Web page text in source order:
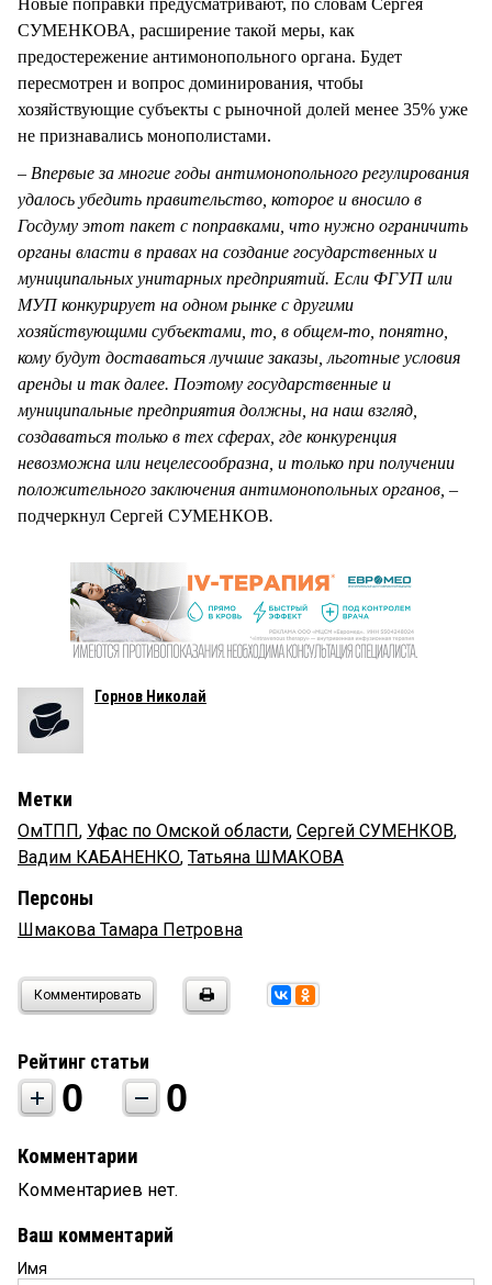
СУМЕНКОВА, расширение такой меры, как
предостережение антимонопольного органа. Будет
пересмотрен и вопрос доминирования, чтобы
хозяйствующие субъекты с рыночной долей менее 35% уже
не признавались монополистами.
– Впервые за многие годы антимонопольного регулирования
удалось убедить правительство, которое и вносило в
Госдуму этот пакет с поправками, что нужно ограничить
органы власти в правах на создание государственных и
муниципальных унитарных предприятий. Если ФГУП или
МУП конкурирует на одном рынке с другими
хозяйствующими субъектами, то, в общем-то, понятно,
кому будут доставаться лучшие заказы, льготные условия
аренды и так далее. Поэтому государственные и
муниципальные предприятия должны, на наш взгляд,
создаваться только в тех сферах, где конкуренция
невозможна или нецелесообразна, и только при получении
положительного заключения антимонопольных органов, –
подчеркнул Сергей СУМЕНКОВ.
Горнов Николай
Метки
ОмТПП, Уфас по Омской области, Сергей СУМЕНКОВ,
Вадим КАБАНЕНКО, Татьяна ШМАКОВА
Персоны
Шмакова Тамара Петровна
Комментировать
Рейтинг статьи
0 0
Комментарии
Комментариев нет.
Ваш комментарий
Имя